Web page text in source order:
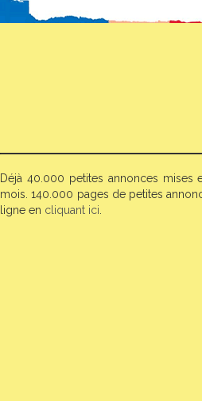
Déjà 40.000 petites annonces
mois. 140.000 pages de petites
ligne en cliquant ici